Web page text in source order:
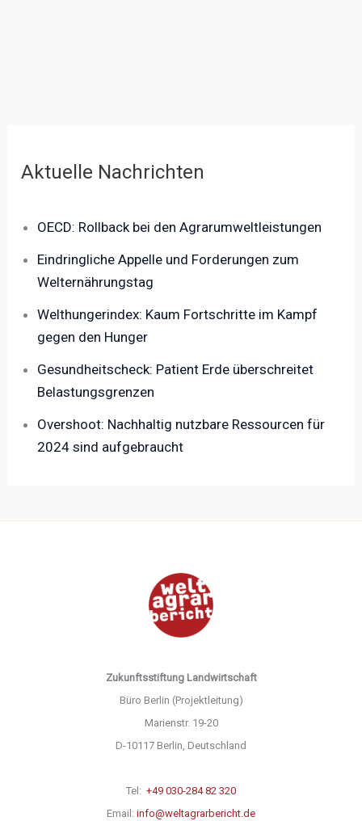
Aktuelle Nachrichten
OECD: Rollback bei den Agrarumweltleistungen
Eindringliche Appelle und Forderungen zum
Welternährungstag
Welthungerindex: Kaum Fortschritte im Kampf
gegen den Hunger
Gesundheitscheck: Patient Erde überschreitet
Belastungsgrenzen
Overshoot: Nachhaltig nutzbare Ressourcen für
2024 sind aufgebraucht
Zukunftsstiftung Landwirtschaft
Büro Berlin (Projektleitung)
Marienstr. 19-20
D-10117 Berlin, Deutschland
Tel: +49 030-284 82 320
Email: info@weltagrarbericht.de